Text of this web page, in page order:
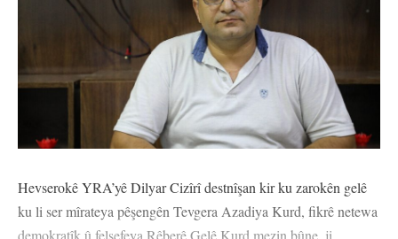
Hevserokê YRA’yê Dilyar Cizîrî destnîşan kir ku zarokên gelê
ku li ser mîrateya pêşengên Tevgera Azadiya Kurd, fikrê netewa
demokratîk û felsefeya Rêberê Gelê Kurd mezin bûne, ji